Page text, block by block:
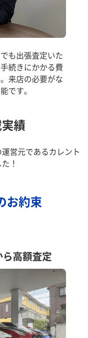
も出張査定いた
続きにかかる費
来店の必要がな
です。
績
営元であるカレント
！
お約束
高額査定